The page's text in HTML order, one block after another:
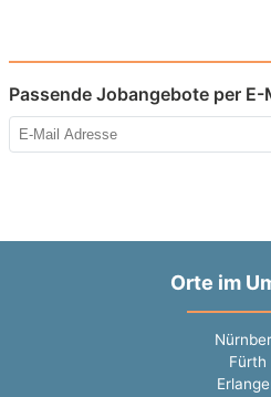
Passende Jobangebote per
Orte im
Fürth